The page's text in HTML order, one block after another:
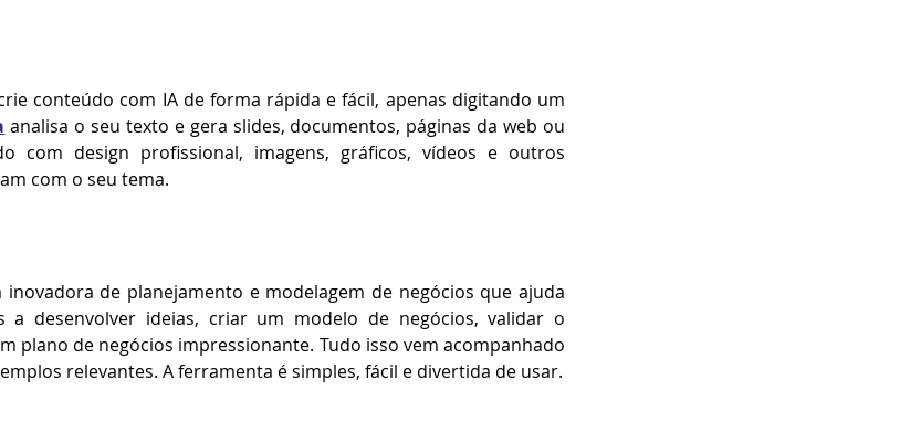
conteúdo com IA de forma rápida e fácil, apenas digitando um
analisa o seu texto e gera slides, documentos, páginas da web ou
com design profissional, imagens, gráficos, vídeos e outros
com o seu tema.
de planejamento e modelagem de negócios que ajuda
a desenvolver ideias, criar um modelo de negócios, validar o
plano de negócios impressionante. Tudo isso vem acompanhado
relevantes. A ferramenta é simples, fácil e divertida de usar.